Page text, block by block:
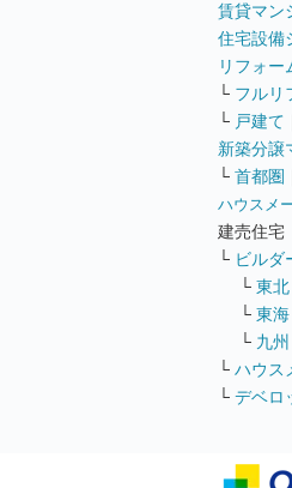
賃貸マン
住宅設備
リフォー
└ フルリ
└ 戸建て
新築分譲
└ 首都圏
ハウスメ
建売住宅
└ ビルダ
└ 東北
└ 東海
└ 九州
└ ハウス
└ デベロ